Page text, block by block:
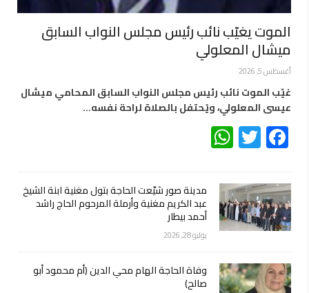
الموت يغيّب نائب رئيس مجلس النواب السابق
ميشال المعلولي
أغسطس 5, 2026
غيّب الموت نائب رئيس مجلس النواب السابق المحامي ميشال
عيسى المعلولي، ويُحتفل بالصلاة لراحة نفسه…
Facebook
Twitter
مدينة صور شيّعت الحاجة بتول مغنية ابنة الشيخ
عبد الكريم مغنية وأرملة المرحوم الحاج راشد
أحمد بيطار
يوليو 28, 2026
وفاة الحاجة الهام محي الدين (أم محمود أبو
صالح)